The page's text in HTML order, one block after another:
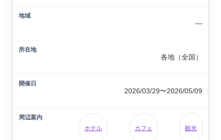
—
各地（全国）
2026/03/29〜2026/05/09
ホテル カフェ 観光